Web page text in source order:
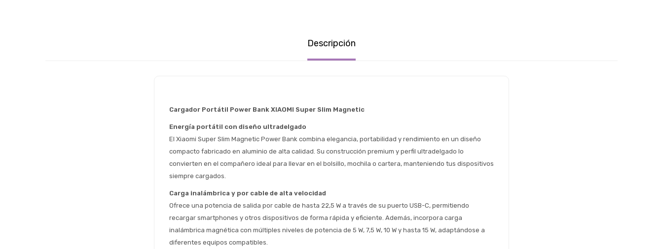
Descripción
Cargador Portátil Power Bank XIAOMI Super Slim Magnetic
Energía portátil con diseño ultradelgado
El Xiaomi Super Slim Magnetic Power Bank combina elegancia, portabilidad y rendimiento en un diseño
compacto fabricado en aluminio de alta calidad. Su construcción premium y perfil ultradelgado lo
convierten en el compañero ideal para llevar en el bolsillo, mochila o cartera, manteniendo tus dispositivos
siempre cargados.
Carga inalámbrica y por cable de alta velocidad
Ofrece una potencia de salida por cable de hasta 22,5 W a través de su puerto USB-C, permitiendo
recargar smartphones y otros dispositivos de forma rápida y eficiente. Además, incorpora carga
inalámbrica magnética con múltiples niveles de potencia de 5 W, 7,5 W, 10 W y hasta 15 W, adaptándose a
diferentes equipos compatibles.
Después, hasta en 12
cuotas y sin tocar tu
tarjeta de crédito
Celular
Después.
¡Tenés hasta
para comprar en las cuotas
Ups!
Parece que no tenes oferta, lamentamos
¡Algo salió mal!
Por favor intenta nuevamente mas tarde.